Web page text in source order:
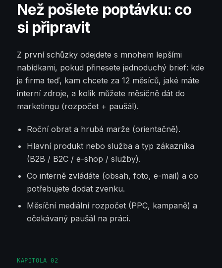
Než pošlete poptávku: co
si připravit
Z první schůzky odejdete s mnohem lepšími
nabídkami, pokud přinesete jednoduchý brief: kde
je firma teď, kam chcete za 12 měsíců, jaké máte
interní zdroje, a kolik můžete měsíčně dát do
marketingu (rozpočet + paušál).
Roční obrat a hrubá marže (orientačně).
Hlavní produkt nebo služba a typ zákazníka
(B2B / B2C / e-shop / služby).
Co interně zvládáte (obsah, foto, e-mail) a co
potřebujete dodat zvenku.
Měsíční mediální rozpočet (PPC, kampaně) a
očekávaný paušál na práci.
KAPITOLA02